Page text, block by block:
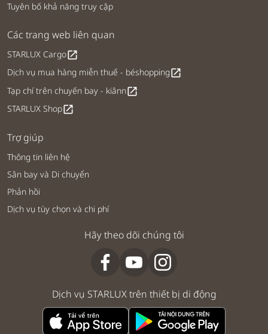
Tuyên bố khả năng truy cập
Các trang web liên quan
STARLUX Cargoopen_in_new
Dịch vụ mua hàng miễn thuế - béshoppingopen_in_new
Tạp chí trên chuyến bay - kiânnopen_in_new
STARLUX Shopopen_in_new
Trợ giúp
Thông tin liên hệ
Sân bay và Di chuyển
Phản hồi
Dịch vụ tùy chọn và chi phí
Hãy theo dõi chúng tôi
Dịch vụ STARLUX trên thiết bị di động